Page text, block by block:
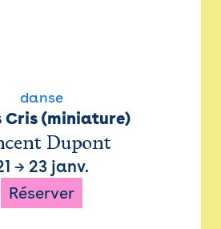
danse
Cris (miniature)
Dupont
→ 23 janv.
Réserver